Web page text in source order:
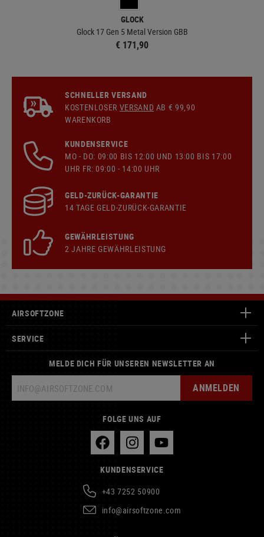
GLOCK
Glock 17 Gen 5 Metal Version GBB
€ 171,90
SCHNELLER VERSAND
KOSTENLOSER VERSAND AB € 99,90
WARENKORB
KUNDENSERVICE
MO - DO: 09:00 BIS 12:00 UND 13:00 BIS 17:00
UHR FR: 09:00 - 14:00 UHR
GELD-ZURÜCK-GARANTIE
14 TAGE GELD-ZURÜCK-GARANTIE
GEWÄHRLEISTUNG
2 JAHRE GEWÄHRLEISTUNG
AIRSOFTZONE
SERVICE
MELDE DICH FÜR UNSEREN NEWSLETTER AN
ANMELDEN
FOLGE UNS AUF
KUNDENSERVICE
+43 7252 50900
info@airsoftzone.com